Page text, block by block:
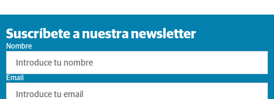
Suscríbete a nuestra newsletter
Nombre
Email